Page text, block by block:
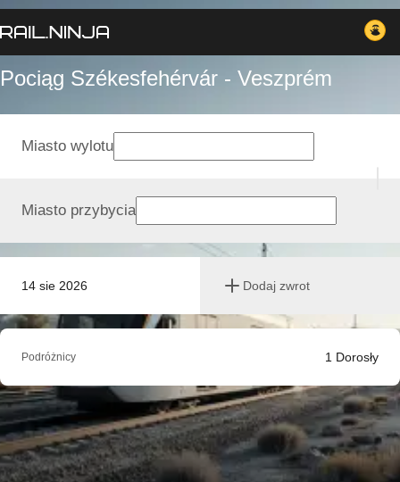
Pociąg Székesfehérvár - Veszprém
14 sie 2026 Dodaj zwrot
Miasto wylotu
Miasto przybycia
Podróżnicy 1 Dorosły